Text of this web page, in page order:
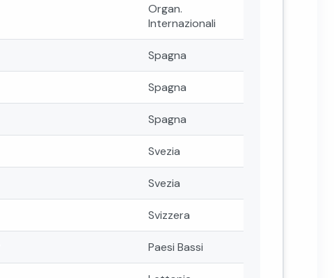
Organ.
Internazionali
Spagna
Spagna
Spagna
Svezia
Svezia
Svizzera
Paesi Bassi